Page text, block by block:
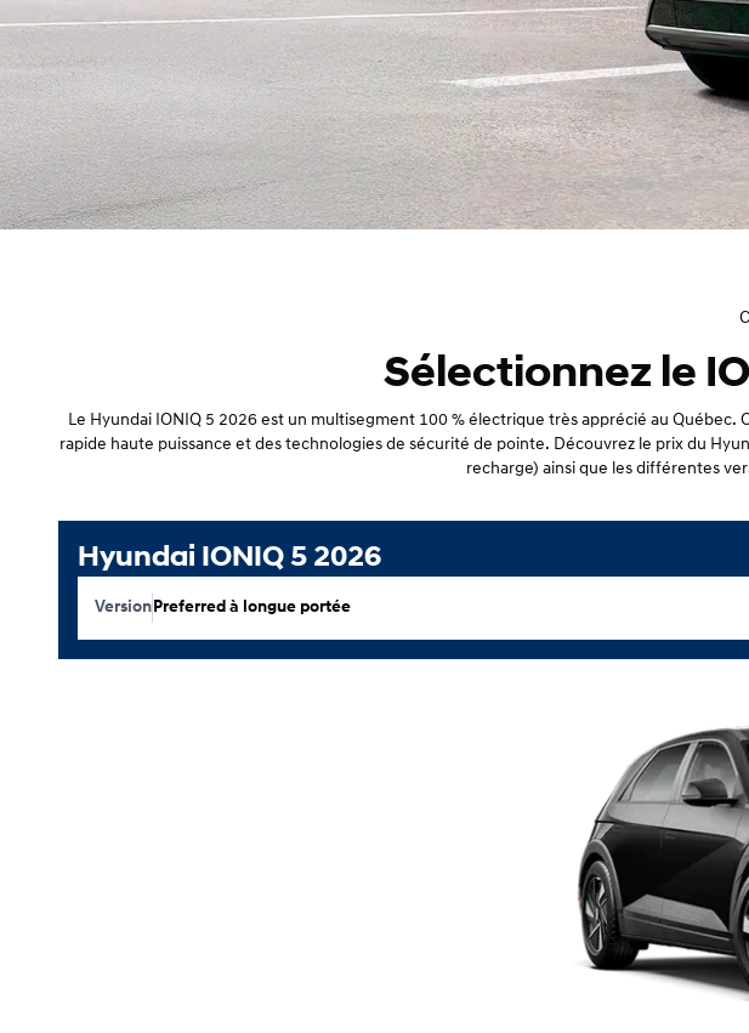
Sélectionnez le
Le Hyundai IONIQ 5 2026 est un multisegment 100 % électrique très apprécié au
rapide haute puissance et des technologies de sécurité de pointe. Découvrez le prix du
recharge) ainsi que les différentes
Hyundai IONIQ 5 2026
VersionPreferred à longue portée